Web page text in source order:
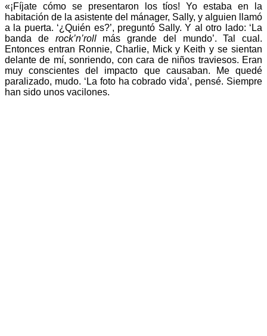
«¡Fíjate cómo se presentaron los tíos! Yo estaba en la
habitación de la asistente del mánager, Sally, y alguien llamó
a la puerta. ‘¿Quién es?’, preguntó Sally. Y al otro lado: ‘La
banda de rock’n’rollmás grande del mundo’. Tal cual.
Entonces entran Ronnie, Charlie, Mick y Keith y se sientan
delante de mí, sonriendo, con cara de niños traviesos. Eran
muy conscientes del impacto que causaban. Me quedé
paralizado, mudo. ‘La foto ha cobrado vida’, pensé. Siempre
han sido unos vacilones.